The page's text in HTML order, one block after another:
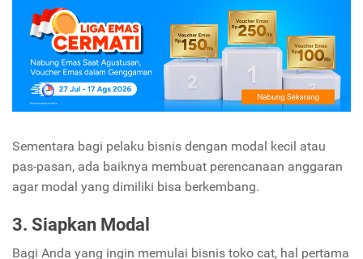
Sementara bagi pelaku bisnis dengan modal kecil atau
pas-pasan, ada baiknya membuat perencanaan anggaran
agar modal yang dimiliki bisa berkembang.
3. Siapkan Modal
Bagi Anda yang ingin memulai bisnis toko cat, hal pertama